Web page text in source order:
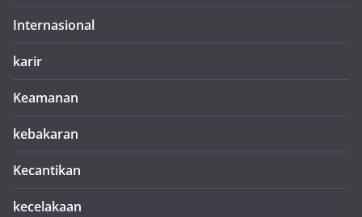
Internasional
karir
Keamanan
kebakaran
Kecantikan
kecelakaan